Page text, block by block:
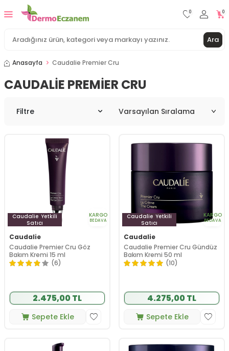
Ara
0 0
Anasayfa Caudalie Premier Cru
CAUDALIE PREMIER CRU
Filtre
Caudalie Yetkili
Satıcı
KARGO
BEDAVA
Caudalie
Caudalie Premier Cru Göz
Bakım Kremi 15 ml
(6)
2.475,00 TL
Sepete Ekle
Caudalie Yetkili
Satıcı
KARGO
BEDAVA
Caudalie
Caudalie Premier Cru Gündüz
Bakım Kremi 50 ml
(10)
4.275,00 TL
Sepete Ekle